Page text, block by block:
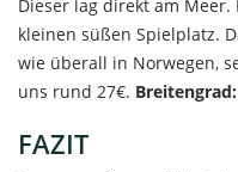
Dieser lag direkt am Meer.
kleinen süßen Spielplatz.
wie überall in Norwegen,
uns rund 27€.
FAZIT